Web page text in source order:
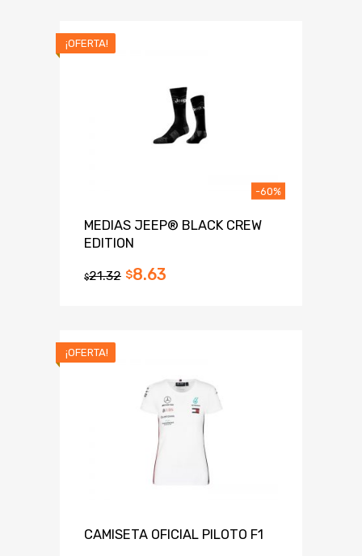
¡OFERTA!
MEDIAS JEEP® BLACK CREW
EDITION
$21.32 $8.63
-60%
¡OFERTA!
CAMISETA OFICIAL PILOTO F1